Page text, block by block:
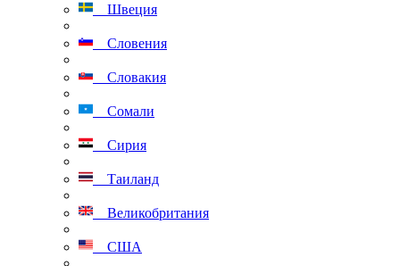
Швеция
Словения
Словакия
Сомали
Сирия
Таиланд
Великобритания
США